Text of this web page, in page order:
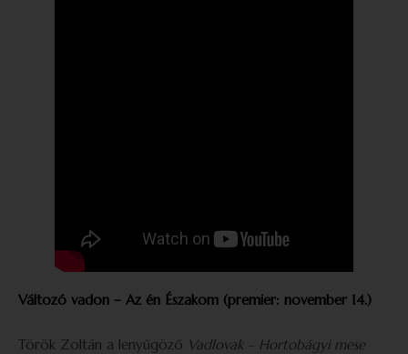
Változó vadon – Az én Északom (premier: november 14.)
Török Zoltán a lenyűgöző Vadlovak –
Hortobágyi mese